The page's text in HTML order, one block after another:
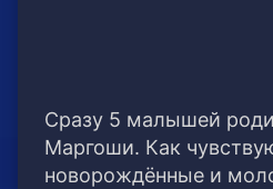
Сразу 5 малышей
Маргоши. Как
новорождённые и